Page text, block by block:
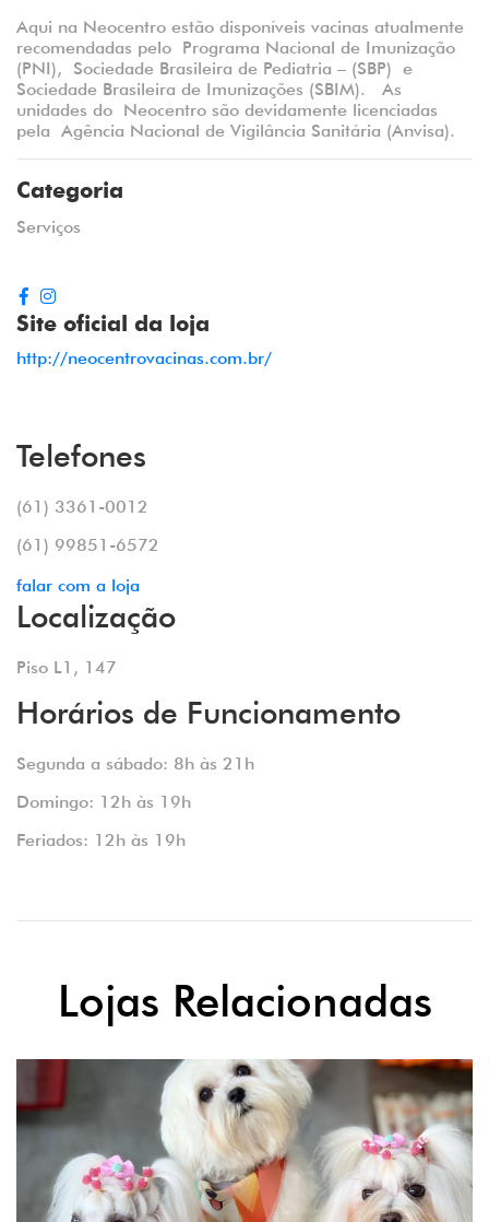
Aqui na Neocentro estão disponíveis vacinas atualmente
recomendadas pelo Programa Nacional de Imunização
(PNI), Sociedade Brasileira de Pediatria – (SBP) e
Sociedade Brasileira de Imunizações (SBIM). As
unidades do Neocentro são devidamente licenciadas
pela Agência Nacional de Vigilância Sanitária (Anvisa).
Categoria
Serviços
Site oficial da loja
http://neocentrovacinas.com.br/
Telefones
(61) 3361-0012
(61) 99851-6572
falar com a loja
Localização
Piso L1, 147
Horários de Funcionamento
Segunda a sábado: 8h às 21h
Domingo: 12h às 19h
Feriados: 12h às 19h
Lojas Relacionadas